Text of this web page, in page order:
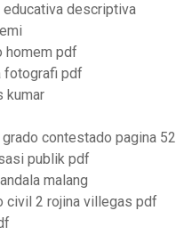
descriptiva
homem pdf
fotografi pdf
kumar
contestado pagina 52
publik pdf
malang
civil 2 rojina villegas pdf